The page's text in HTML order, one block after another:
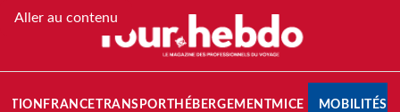
Aller au contenu
FRANCETRANSPORT HÉBERGEMENTMICE MOBILITÉS